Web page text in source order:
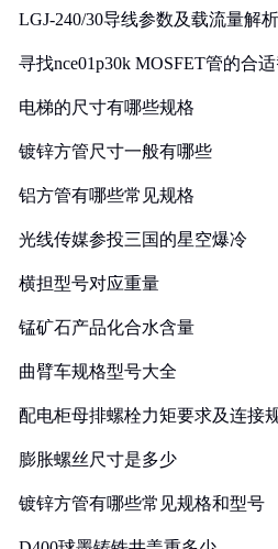
LGJ-240/30导线参数及载流量解析
寻找nce01p30k MOSFET管的合
电梯的尺寸有哪些规格
镀锌方管尺寸一般有哪些
铝方管有哪些常见规格
光线传媒参投三国的星空爆冷
横担型号对应重量
锰矿石产品化合水含量
曲臂车规格型号大全
配电柜母排螺栓力矩要求及连接
膨胀螺丝尺寸是多少
镀锌方管有哪些常见规格和型号